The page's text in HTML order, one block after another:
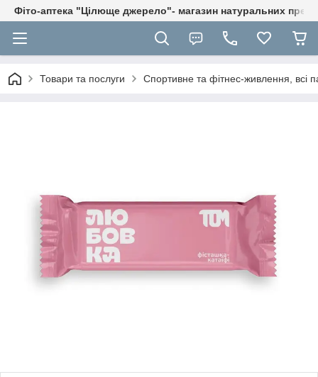
Фіто-аптека "Цілюще джерело"- магазин натуральних
Товари та послуги Спортивне та фітнес-живлення, всі